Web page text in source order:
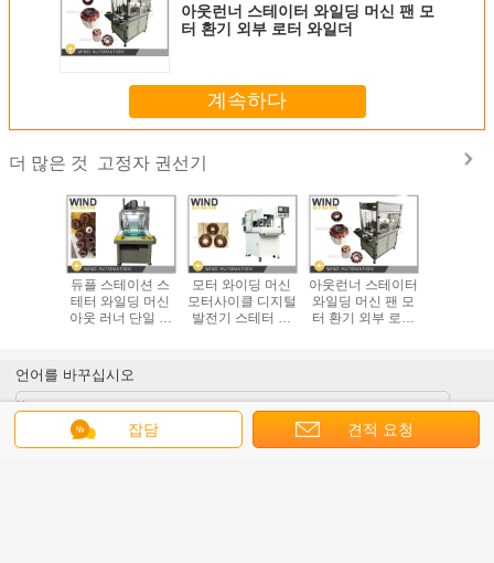
아웃런너 스테이터 와일딩 머신 팬 모
터 환기 외부 로터 와일더
계속하다
더 많은 것 고정자 권선기
듀플 스테이션 스
테터 와일딩 머신
아웃 러너 단일 단
모터 와이딩 머신
모터사이클 디지털
발전기 스테터 오
아웃런너 스테이터
와일딩 머신 팬 모
터 환기 외부 로터
잡담 견적 요청
언어를 바꾸십시오
Korean